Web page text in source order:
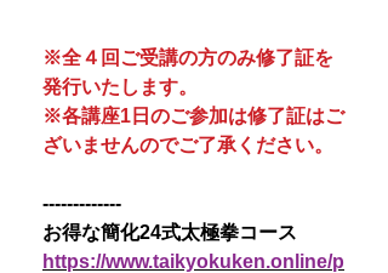
※全４回ご受講の方のみ修了証を
発行いたします。
※各講座1日のご参加は修了証はご
ざいませんのでご了承ください。
-------------
お得な簡化24式太極拳コース
https://www.taikyokuken.online/p